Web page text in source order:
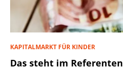
KAPITALMARKT FÜR KINDER
Das steht im